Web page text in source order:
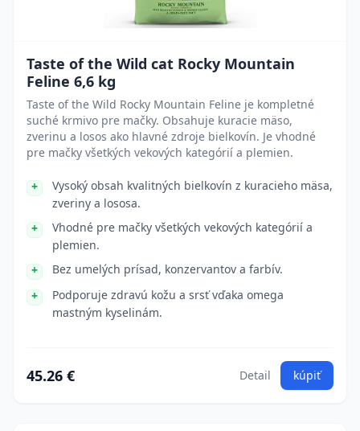
Taste of the Wild cat Rocky Mountain
Feline 6,6 kg
Taste of the Wild Rocky Mountain Feline je kompletné
suché krmivo pre mačky. Obsahuje kuracie mäso,
zverinu a losos ako hlavné zdroje bielkovín. Je vhodné
pre mačky všetkých vekových kategórií a plemien.
Vysoký obsah kvalitných bielkovín z kuracieho mäsa,
zveriny a lososa.
Vhodné pre mačky všetkých vekových kategórií a
plemien.
Bez umelých prísad, konzervantov a farbív.
Podporuje zdravú kožu a srsť vďaka omega
mastným kyselinám.
45.26 € Detail kúpiť